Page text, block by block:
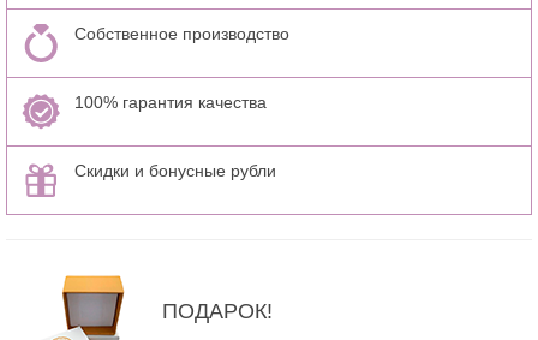
Собственное производство
100% гарантия качества
Скидки и бонусные рубли
ПОДАРОК!